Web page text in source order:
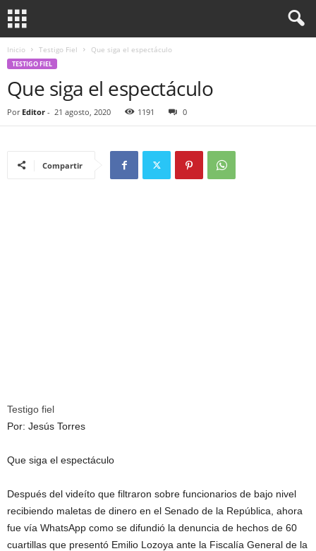
Inicio Testigo Fiel Que siga el espectáculo
TESTIGO FIEL
Que siga el espectáculo
Por Editor - 21 agosto, 2020 1191 0
Compartir
Testigo fiel
Por: Jesús Torres
Que siga el espectáculo
Después del videíto que filtraron sobre funcionarios de bajo nivel
recibiendo maletas de dinero en el Senado de la República, ahora
fue vía WhatsApp como se difundió la denuncia de hechos de 60
cuartillas que presentó Emilio Lozoya ante la Fiscalía General de la